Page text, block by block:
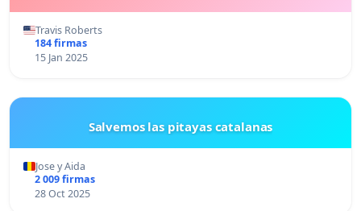
Travis Roberts
184 firmas
15 Jan 2025
Salvemos las pitayas catalanas
Jose y Aida
2 009 firmas
28 Oct 2025